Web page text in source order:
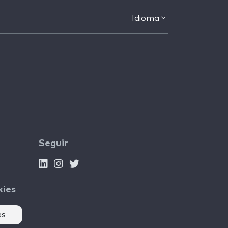
Idioma
Seguir